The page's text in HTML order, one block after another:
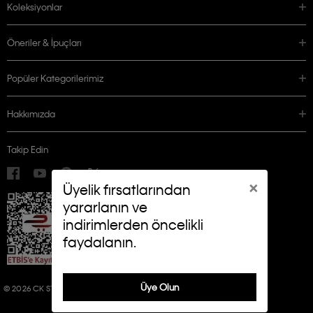
×
Üyelik fırsatlarından
yararlanın ve
indirimlerden öncelikli
faydalanın.
Üye Olun
Koleksiyonlar
Öneriler & İpuçları
Popüler Kategorilerimiz
Hakkımızda
Takip Edin
© 2026 CK STORES B.V. ALL RIGHTS RESERVED